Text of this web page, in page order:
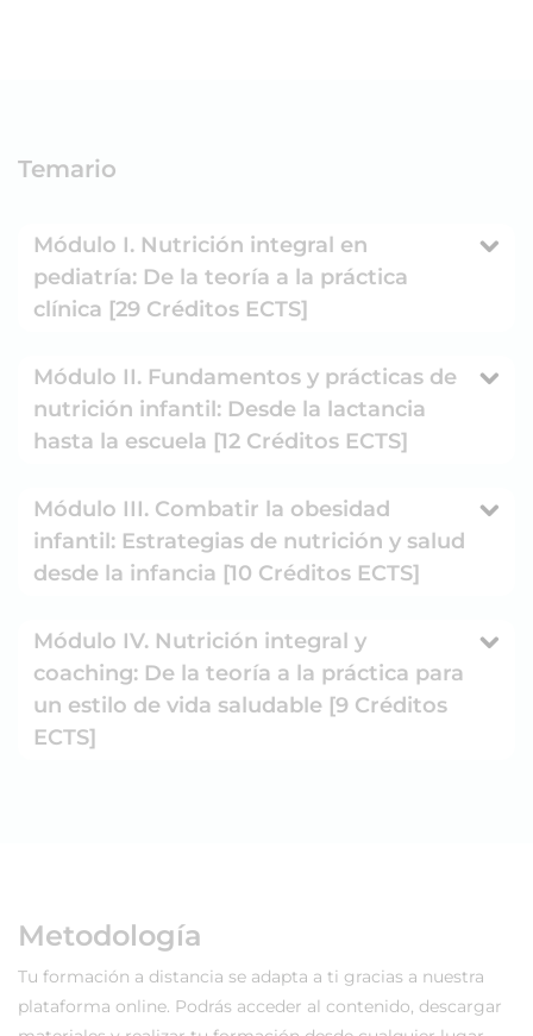
Temario
Módulo I. Nutrición integral en
pediatría: De la teoría a la práctica
clínica [29 Créditos ECTS]
Módulo II. Fundamentos y prácticas de
nutrición infantil: Desde la lactancia
hasta la escuela [12 Créditos ECTS]
Módulo III. Combatir la obesidad
infantil: Estrategias de nutrición y salud
desde la infancia [10 Créditos ECTS]
Módulo IV. Nutrición integral y
coaching: De la teoría a la práctica para
un estilo de vida saludable [9 Créditos
ECTS]
Metodología
Tu formación a distancia se adapta a ti gracias a nuestra
plataforma online. Podrás acceder al contenido, descargar